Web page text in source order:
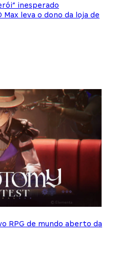
inesperado
leva o dono da loja de
RPG de mundo aberto da